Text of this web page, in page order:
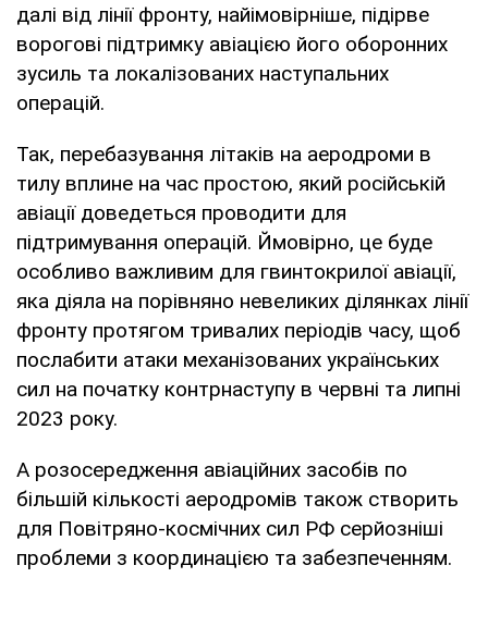
далі від лінії фронту, найімовірніше, підірве
ворогові підтримку авіацією його оборонних
зусиль та локалізованих наступальних
операцій.
Так, перебазування літаків на аеродроми в
тилу вплине на час простою, який російській
авіації доведеться проводити для
підтримування операцій. Ймовірно, це буде
особливо важливим для гвинтокрилої авіації,
яка діяла на порівняно невеликих ділянках лінії
фронту протягом тривалих періодів часу, щоб
послабити атаки механізованих українських
сил на початку контрнаступу в червні та липні
2023 року.
А розосередження авіаційних засобів по
більшій кількості аеродромів також створить
для Повітряно-космічних сил РФ серйозніші
проблеми з координацією та забезпеченням.